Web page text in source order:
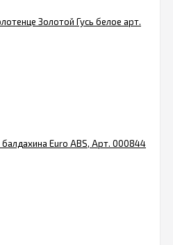
Золотой Гусь белое арт.
Euro ABS, Арт. 000844